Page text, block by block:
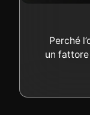
Perché
un